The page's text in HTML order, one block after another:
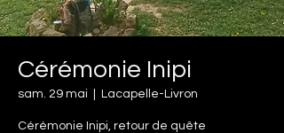
Cérémonie Inipi
sam. 29 mai Lacapelle-Livron
Cérémonie Inipi, retour de quête